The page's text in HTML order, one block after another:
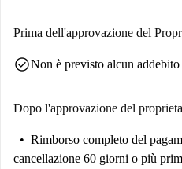
Prima dell'approvazione del
check_circleNon è previsto alcun addebito
Dopo l'approvazione del
Rimborso completo del
cancellazione 60 giorni o più